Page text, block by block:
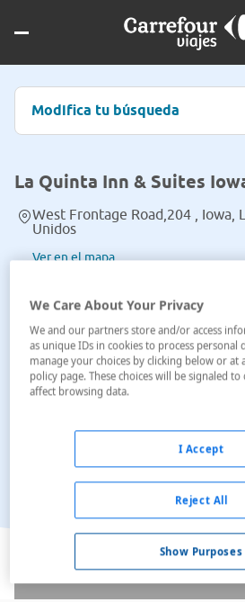
Modifica tu búsqueda
La Quinta Inn & Suites
West Frontage Road,204 , Iowa,
Unidos
Ver en el mapa
Ver en el
We Care About Your Privacy
We and our partners store and/or access
as unique IDs in cookies to process personal
manage your choices by clicking below or at
policy page. These choices will be signaled
affect browsing data.
Show Purposes
Reject All
I Accept